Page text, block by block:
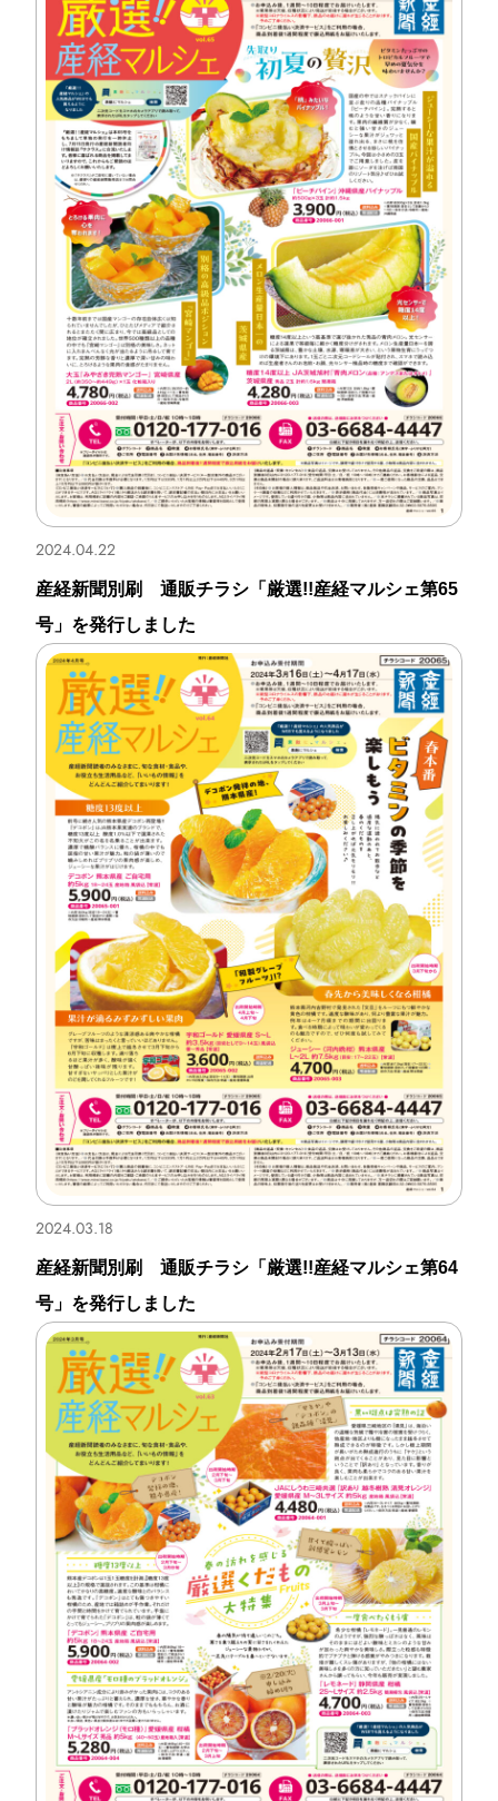
事業所・アクセス
SDGsの取り組み
コンプライアンス
健康優良企業（銀）
事業継続力強化計画
Recruit
採用情報
インタビュー
経験者募集要項
エントリーフォーム
応募者情報について
2024.04.22
産経新聞別刷 通販チラシ「厳選!!産経マルシェ第65
号」を発行しました
2024.03.18
産経新聞別刷 通販チラシ「厳選!!産経マルシェ第64
号」を発行しました